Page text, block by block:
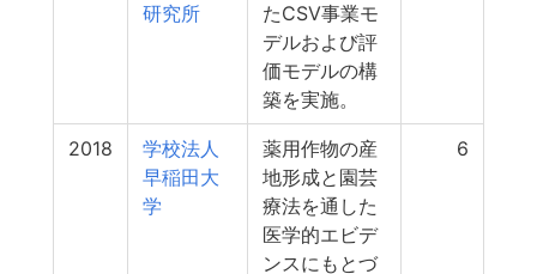
研究所
たCSV事業モ
デルおよび評
価モデルの構
築を実施。
2018
学校法人
早稲田大
学
薬用作物の産
地形成と園芸
療法を通した
医学的エビデ
ンスにもとづ
6